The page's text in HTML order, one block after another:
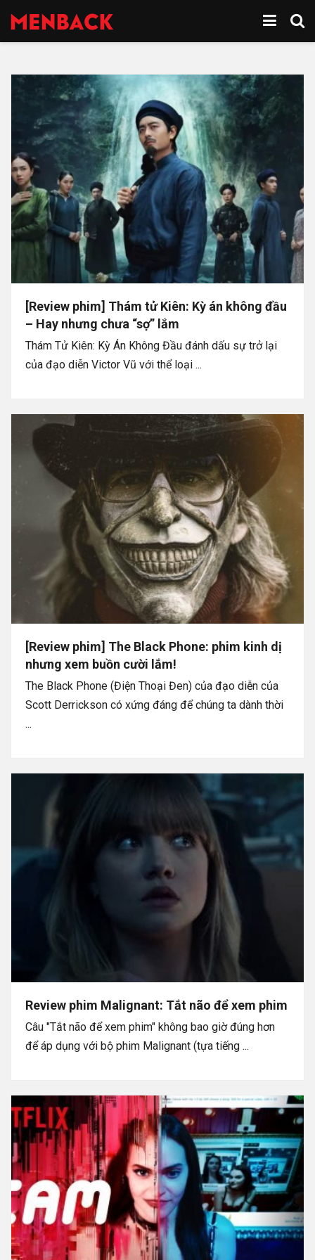
[Review phim] Thám tử Kiên: Kỳ án không đầu
– Hay nhưng chưa “sợ” lắm
Thám Tử Kiên: Kỳ Án Không Đầu đánh dấu sự trở lại
của đạo diễn Victor Vũ với thể loại ...
[Review phim] The Black Phone: phim kinh dị
nhưng xem buồn cười lắm!
The Black Phone (Điện Thoại Đen) của đạo diễn của
Scott Derrickson có xứng đáng để chúng ta dành thời
...
Review phim Malignant: Tắt não để xem phim
Câu "Tắt não để xem phim" không bao giờ đúng hơn
để áp dụng với bộ phim Malignant (tựa tiếng ...